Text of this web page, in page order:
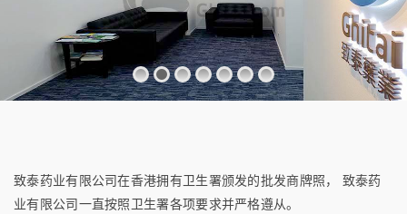
致泰药业有限公司在香港拥有卫生署颁发的批发商牌照， 致泰药
业有限公司一直按照卫生署各项要求并严格遵从。